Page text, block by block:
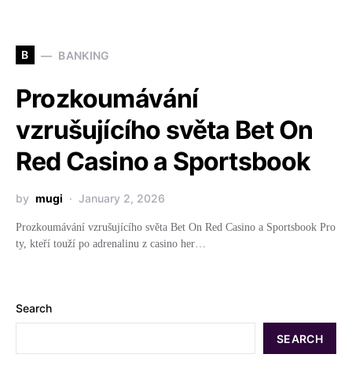
B BANKING
Prozkoumávání
vzrušujícího světa Bet On
Red Casino a Sportsbook
by mugi January 2, 2026
Prozkoumávání vzrušujícího světa Bet On Red Casino a Sportsbook Pro
ty, kteří touží po adrenalinu z casino her…
Search
SEARCH